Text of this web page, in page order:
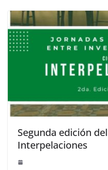
Segunda edición
Interpelaciones